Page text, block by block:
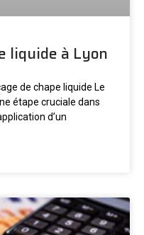
liquide à Lyon
de chape liquide Le
étape cruciale dans
d’un